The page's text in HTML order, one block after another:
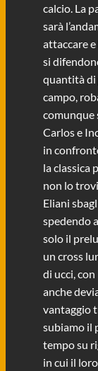
calcio. La
sarà
attaccare
si
quantità di
campo,
comunque
Carlos e
in
la classica
non lo
Eliani
spedendo
solo il
un cross
di ucci,
anche
vantaggio
subiamo il
tempo su
in cui il